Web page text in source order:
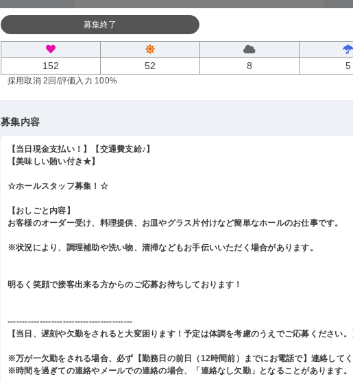
募集終了
152 52 8 5
採用取消 2回 /評価入力 100%
募集内容
【当日現金支払い！】【交通費支給♪】
【美味しい賄い付き★】
☆ホールスタッフ募集！☆
【おしごと内容】
お客様のオーダー受け、料理提供、お皿やグラス片付けなど簡単なホールのお仕事です。
※状況により、調理補助や洗い物、清掃などもお手伝いいただく場合があります。
明るく笑顔で接客出来る方からのご応募お待ちしております！
-------------------------------------------
【当日、遅刻や欠勤をされると大変困ります！予定は体調を考慮のうえでご応募ください。
※万が一欠勤をされる場合、必ず【勤務日の前日（12時間前）までにお電話で】連絡してく
※時間を過ぎての連絡やメールでの連絡の場合、「連絡なし欠勤」となることがあります。